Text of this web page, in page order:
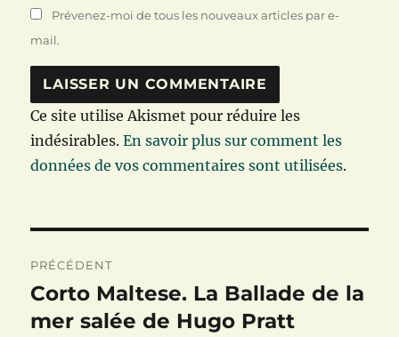
Prévenez-moi de tous les nouveaux articles par e-
mail.
Ce site utilise Akismet pour réduire les
indésirables.En savoir plus sur comment les
données de vos commentaires sont utilisées.
de
l’article
PRÉCÉDENT
Publication
précédente :
Corto Maltese. La Ballade de la
mer salée de Hugo Pratt